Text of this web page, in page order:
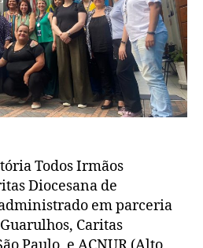
Todos Irmãos
Diocesana de
em parceria
Caritas